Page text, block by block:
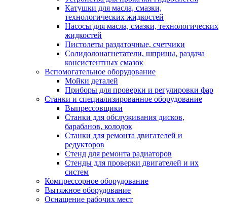
Катушки для масла, смазки,
технологических жидкостей
Насосы для масла, смазки, технологических
жидкостей
Пистолеты раздаточные, счетчики
Солидолонагнетатели, шприцы, раздача
консистентных смазок
Вспомогательное оборудование
Мойки деталей
Приборы для проверки и регулировки фар
Станки и специализированное оборудование
Выпрессовщики
Станки для обслуживания дисков,
барабанов, колодок
Станки для ремонта двигателей и
редукторов
Стенд для ремонта радиаторов
Стенды для проверки двигателей и их
систем
Компрессорное оборудование
Вытяжное оборудование
Оснащение рабочих мест